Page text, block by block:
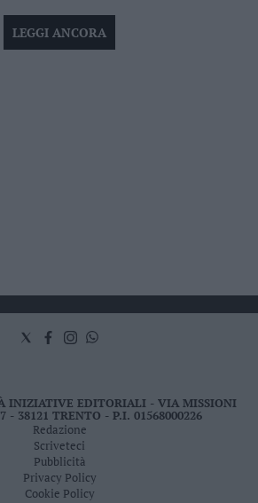
LEGGI ANCORA
INIZIATIVE EDITORIALI - VIA MISSIONI
- 38121 TRENTO - P.I. 01568000226
Redazione
Scriveteci
Pubblicità
Privacy Policy
Cookie Policy